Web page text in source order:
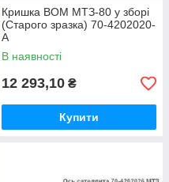
Кришка ВОМ МТЗ-80 у зборі
(Старого зразка) 70-4202020-
А
В наявності
12 293,10 ₴
Купити